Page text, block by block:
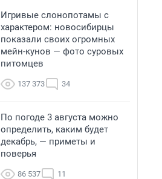
Игривые слонопотамы с
характером: новосибирцы
показали своих огромных
мейн-кунов — фото суровых
питомцев
137 373 34
По погоде 3 августа можно
определить, каким будет
декабрь, — приметы и
поверья
86 537 11